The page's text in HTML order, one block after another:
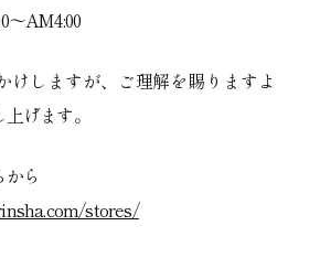
～AM4:00
けしますが、ご理解を賜りますよ
げます。
ら
stores/